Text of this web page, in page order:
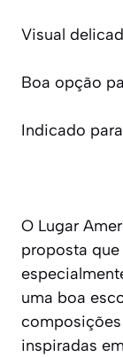
Visual
Boa opção
Indicado
O Lugar
proposta
uma boa
inspiradas